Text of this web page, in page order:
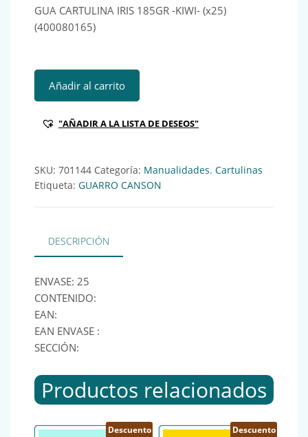
GUA CARTULINA IRIS 185GR -KIWI- (x25)
(400080165)
GUA CARTULINA IRIS 185GR -KIWI- (x25) (400080165)
Añadir al carrito
"AÑADIR A LA LISTA DE DESEOS"
SKU: 701144 Categoría: Manualidades. Cartulinas
Etiqueta: GUARRO CANSON
DESCRIPCIÓN
ENVASE: 25
CONTENIDO:
EAN:
EAN ENVASE :
SECCIÓN:
Productos relacionados
Descuento Descuento